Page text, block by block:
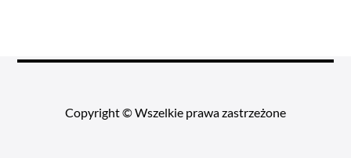
Copyright © Wszelkie prawa zastrzeżone